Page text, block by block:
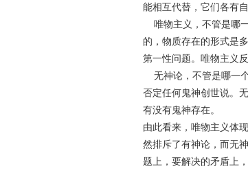
能相互代替，它们各有
唯物主义，不管是哪
的，物质存在的形式是
第一性问题。唯物主义
无神论，不管是哪一
否定任何鬼神创世说。
有没有鬼神存在。
由此看来，唯物主义体
然排斥了有神论，而无
题上，要解决的矛盾上